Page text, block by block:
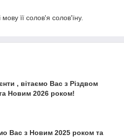
мову її солов'я солов'їну.
, вітаємо Вас з Різдвом
Новим 2026 роком!
Вас з Новим 2025 роком та